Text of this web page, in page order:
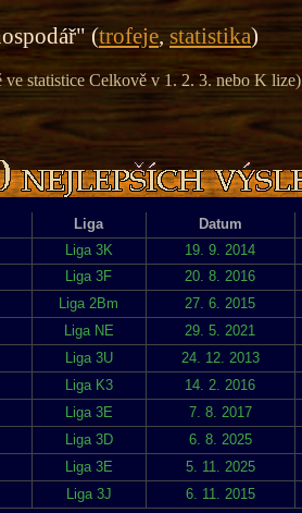
(trofeje, statistika)
ve statistice Celkově v 1. 2. 3. nebo K lize)
Liga Datum
Liga 3K 19. 9. 2014
Liga 3F 20. 8. 2016
Liga 2Bm 27. 6. 2015
Liga NE 29. 5. 2021
Liga 3U 24. 12. 2013
Liga K3 14. 2. 2016
Liga 3E
7. 8. 2017
Liga 3D 6. 8. 2025
Liga 3E 5. 11. 2025
Liga 3J 6. 11. 2015